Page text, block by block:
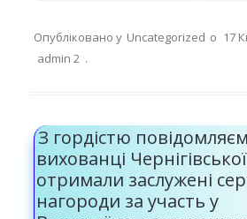
Опубліковано у Uncategorized о 17
admin 2 .
З гордістю
вихованці
отримали заслужені
нагороди за участь у